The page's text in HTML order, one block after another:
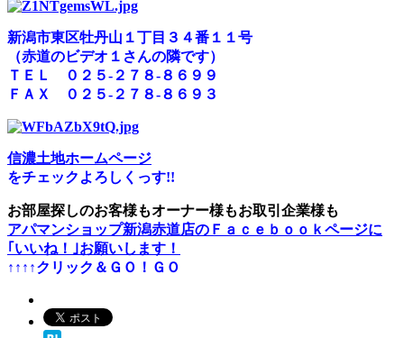
新潟市東区牡丹山１丁目３４番１１号
（赤道のビデオ１さんの隣です）
ＴＥＬ ０２５-２７８-８６９９
ＦＡＸ ０２５-２７８-８６９３
信濃土地ホームページ
をチェックよろしくっす!!
お部屋探しのお客様もオーナー様もお取引企業様も
アパマンショップ新潟赤道店のＦａｃｅｂｏｏｋページに
｢いいね！｣お願いします！
↑↑↑↑クリック＆ＧＯ！ＧＯ